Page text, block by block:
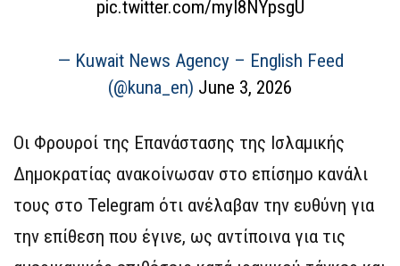
pic.twitter.com/myI8NYpsgU
— Kuwait News Agency – English Feed
(@kuna_en) June 3, 2026
Οι Φρουροί της Επανάστασης της Ισλαμικής
Δημοκρατίας ανακοίνωσαν στο επίσημο κανάλι
τους στο Telegram ότι ανέλαβαν την ευθύνη για
την επίθεση που έγινε, ως αντίποινα για τις